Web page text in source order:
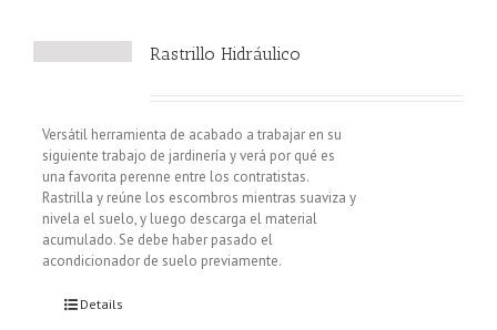
Rastrillo Hidráulico
Versátil herramienta de acabado a trabajar en su
siguiente trabajo de jardinería y verá por qué es
una favorita perenne entre los contratistas.
Rastrilla y reúne los escombros mientras suaviza y
nivela el suelo, y luego descarga el material
acumulado. Se debe haber pasado el
acondicionador de suelo previamente.
Details